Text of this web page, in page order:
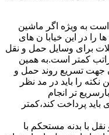
به ویژه اگر ماشین
را در این خیابا ن های
برای وسایل حمل و نقل
کمتر است.به همین
جهت تسریع روند حمل و
نکته را باید در مد نظر
تر انجام
پرداخت کند،کمتر
با بدنه مستحکم با